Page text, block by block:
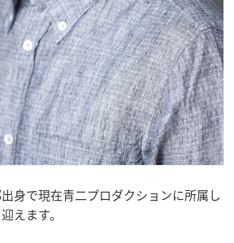
身で現在青二プロダクションに所属し
えます。